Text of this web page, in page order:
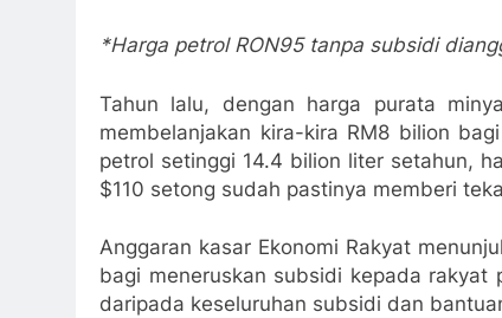
*Harga petrol RON95 tanpa subsidi
Tahun lalu, dengan harga purata
membelanjakan kira-kira RM8 bilion
petrol setinggi 14.4 bilion liter setahun,
$110 setong sudah pastinya memberi
Anggaran kasar Ekonomi Rakyat
bagi meneruskan subsidi kepada rakyat
daripada keseluruhan subsidi dan